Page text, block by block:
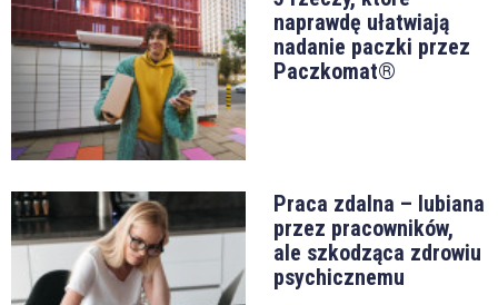
naprawdę ułatwiają
nadanie paczki przez
Paczkomat®
Praca zdalna – lubiana
przez pracowników,
ale szkodząca zdrowiu
psychicznemu